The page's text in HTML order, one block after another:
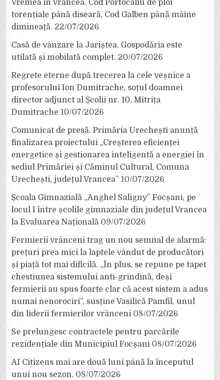
Vremea în Vrancea. Cod Portocaliu de ploi
torențiale până diseară, Cod Galben până mâine
dimineață. 22/07/2026
Casă de vânzare la Jariștea. Gospodăria este
utilată și mobilată complet. 20/07/2026
Regrete eterne după trecerea la cele veșnice a
profesorului Ion Dumitrache, soțul doamnei
director adjunct al Școlii nr. 10, Mitrița
Dumitrache 10/07/2026
Comunicat de presă. Primăria Urechești anunță
finalizarea proiectului „Creșterea eficienței
energetice și gestionarea inteligentă a energiei în
sediul Primăriei și Căminul Cultural, Comuna
Urechești, județul Vrancea” 10/07/2026
Școala Gimnazială „Anghel Saligny” Focșani, pe
locul I între școlile gimnaziale din județul Vrancea
la Evaluarea Națională 09/07/2026
Fermierii vrânceni trag un nou semnal de alarmă:
prețuri prea mici la laptele vândut de producători
și piață tot mai dificilă. „În plus, se repune pe tapet
chestiunea sistemului anti-grindină, deși
fermierii au spus foarte clar că acest sistem a adus
numai nenorociri”, susține Vasilică Pamfil, unul
din liderii fermierilor vrânceni 08/07/2026
Se prelungesc contractele pentru parcările
rezidențiale din Municipiul Focșani 08/07/2026
AI Citizens mai are două luni până la începutul
unui nou sezon. 08/07/2026